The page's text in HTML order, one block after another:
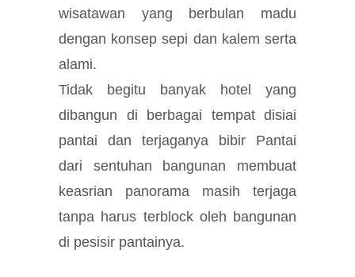
wisatawan yang berbulan madu
dengan konsep sepi dan kalem serta
alami.
Tidak begitu banyak hotel yang
dibangun di berbagai tempat disiai
pantai dan terjaganya bibir Pantai
dari sentuhan bangunan membuat
keasrian panorama masih terjaga
tanpa harus terblock oleh bangunan
di pesisir pantainya.